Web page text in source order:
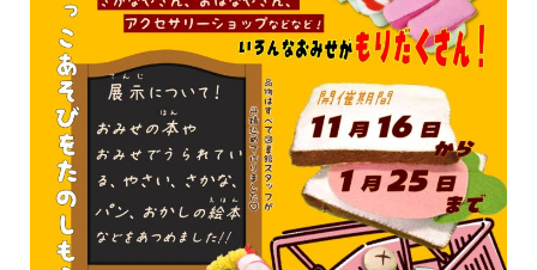
スポンサー企業
リンク集
利用案内
申請書ダウンロード